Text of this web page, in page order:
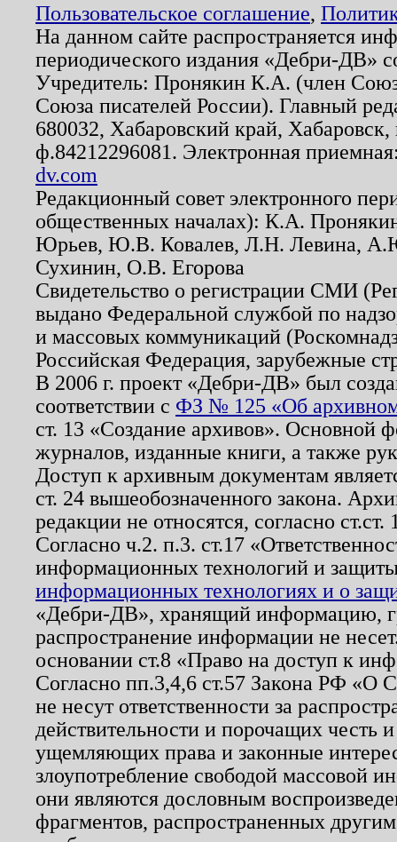
Пользовательское соглашение,
На данном сайте распространяется
периодического издания «Дебри-ДВ»
Учредитель: Пронякин К.А. (член
Союза писателей России). Главный
680032, Хабаровский край,
ф.84212296081. Электронная
dv.com
Редакционный совет электронного
общественных началах): К.А.
Юрьев, Ю.В. Ковалев, Л.Н. Левина,
Сухинин, О.В. Егорова
Свидетельство о регистрации СМИ
выдано Федеральной службой по
и массовых коммуникаций
Российская Федерация, зарубежные
В 2006 г. проект «Дебри-ДВ» был
соответствии с ФЗ № 125 «Об
ст. 13 «Создание архивов». Основной
журналов, изданные книги, а также
Доступ к архивным документам
ст. 24 вышеобозначенного закона.
редакции не относятся, согласно
Согласно ч.2. п.3. ст.17
информационных технологий и
информационных технологиях и о
«Дебри-ДВ», хранящий информацию,
распространение информации не
основании ст.8 «Право на доступ к
Согласно пп.3,4,6 ст.57 Закона РФ «О
не несут ответственности за
действительности и порочащих честь
ущемляющих права и законные
злоупотребление свободой массовой
они являются дословным
фрагментов, распространенных